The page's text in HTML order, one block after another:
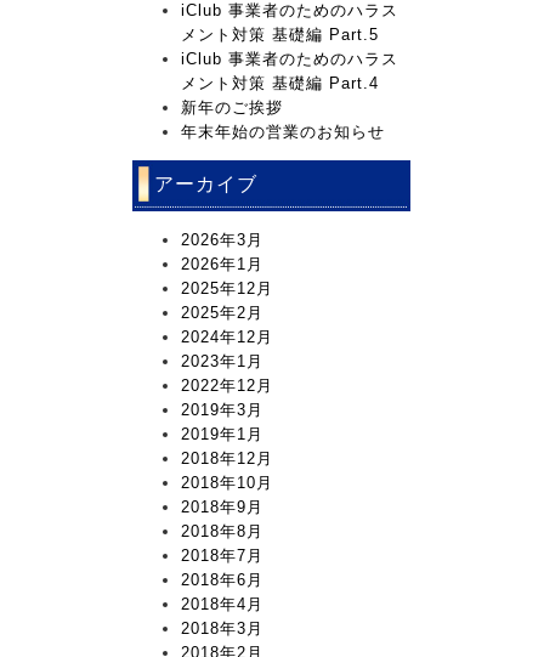
iClub 事業者のためのハラス
メント対策 基礎編 Part.5
iClub 事業者のためのハラス
メント対策 基礎編 Part.4
新年のご挨拶
年末年始の営業のお知らせ
アーカイブ
2026年3月
2026年1月
2025年12月
2025年2月
2024年12月
2023年1月
2022年12月
2019年3月
2019年1月
2018年12月
2018年10月
2018年9月
2018年8月
2018年7月
2018年6月
2018年4月
2018年3月
2018年2月